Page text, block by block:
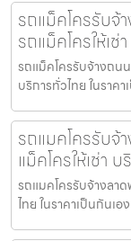
รถแม็คโครรับจ้
รถแม็คโครให้เ
รถแม็คโครรับจ้างถน
บริการทั่วไทย ในราค
รถแมคโครรับจ้
แม็คโครให้เช่า
รถแมคโครรับจ้างลาด
ไทย ในราคาเป็นกันเ